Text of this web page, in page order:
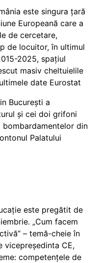
este singura țară
Europeană care a
de cercetare,
de locuitor, în ultimul
2025, spațiul
masiv cheltuielile
date Eurostat
București a
și cei doi grifoni
bombardamentelor din
Palatului
este pregătit de
„Cum facem
– temă-cheie în
vicepreședinta CE,
competențele de